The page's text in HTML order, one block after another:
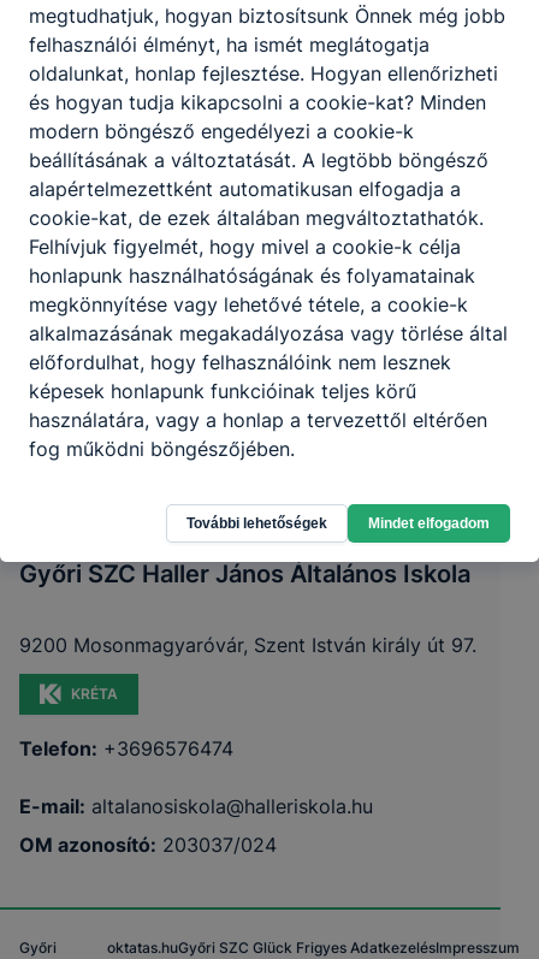
Győri SZC Haller János Általános Iskola
9200 Mosonmagyaróvár, Szent István király út 97.
KRÉTA
Telefon: +3696576474
E-mail: altalanosiskola@halleriskola.hu
OM azonosító: 203037/024
Győri oktatas.huGyőri SZC Glück Frigyes AdatkezelésImpresszum
megtudhatjuk, hogyan biztosítsunk Önnek még jobb
felhasználói élményt, ha ismét meglátogatja
oldalunkat, honlap fejlesztése. Hogyan ellenőrizheti
és hogyan tudja kikapcsolni a cookie-kat? Minden
modern böngésző engedélyezi a cookie-k
beállításának a változtatását. A legtöbb böngésző
alapértelmezettként automatikusan elfogadja a
cookie-kat, de ezek általában megváltoztathatók.
Felhívjuk figyelmét, hogy mivel a cookie-k célja
honlapunk használhatóságának és folyamatainak
megkönnyítése vagy lehetővé tétele, a cookie-k
alkalmazásának megakadályozása vagy törlése által
előfordulhat, hogy felhasználóink nem lesznek
képesek honlapunk funkcióinak teljes körű
használatára, vagy a honlap a tervezettől eltérően
fog működni böngészőjében.
További lehetőségek Mindet elfogadom